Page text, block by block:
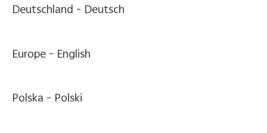
Deutschland - Deutsch
Europe - English
Polska - Polski